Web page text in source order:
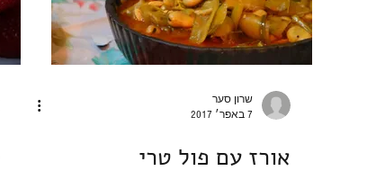
שרון סער
7 באפר׳ 2017
אורז עם פול טרי